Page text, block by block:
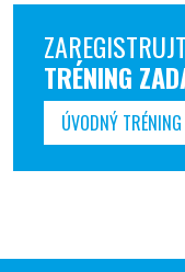
TRÉNING
ÚVODNÝ